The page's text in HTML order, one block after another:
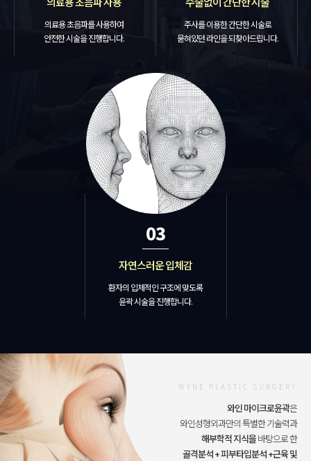
의료용 초음파를 사용하여
안전한 시술을 진행합니다.
주사를 이용한 간단한 시술로
묻혀있던 라인을 되찾아드립니다.
03
자연스러운 입체감
환자의 입체적인 구조에 맞도록
윤곽 시술을 진행합니다.
WYNE PLASTIC SURGERY
와인 마이크로윤곽은
와인성형외과만의 특별한 기술력과
해부학적 지식을바탕으로 한
골격분석 + 피부타입분석 +근육 및